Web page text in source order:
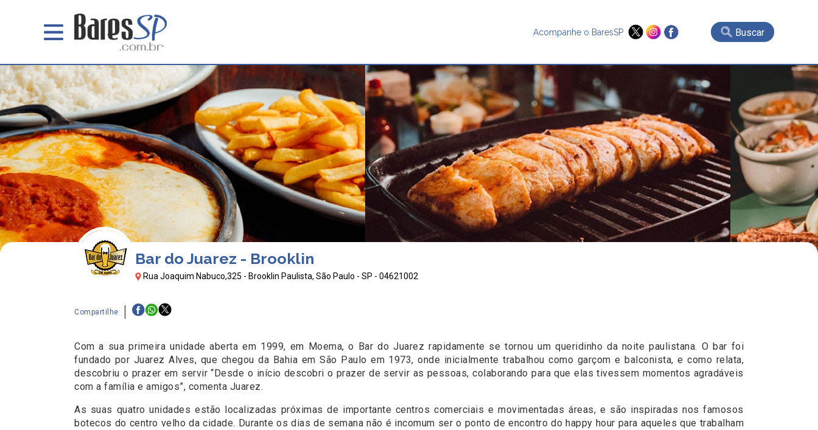
Acompanhe o BaresSP Buscar
Bar do Juarez - Brooklin
Rua Joaquim Nabuco,325 - Brooklin Paulista, São Paulo - SP - 04621002
Compartilhe
Com a sua primeira unidade aberta em 1999, em Moema, o Bar do Juarez rapidamente se tornou um queridinho da noite paulistana. O bar foi
fundado por Juarez Alves, que chegou da Bahia em São Paulo em 1973, onde inicialmente trabalhou como garçom e balconista, e como relata,
descobriu o prazer em servir “Desde o início descobri o prazer de servir as pessoas, colaborando para que elas tivessem momentos agradáveis
com a família e amigos”, comenta Juarez.
As suas quatro unidades estão localizadas próximas de importante centros comerciais e movimentadas áreas, e são inspiradas nos famosos
botecos do centro velho da cidade. Durante os dias de semana não é incomum ser o ponto de encontro do happy hour para aqueles que trabalham